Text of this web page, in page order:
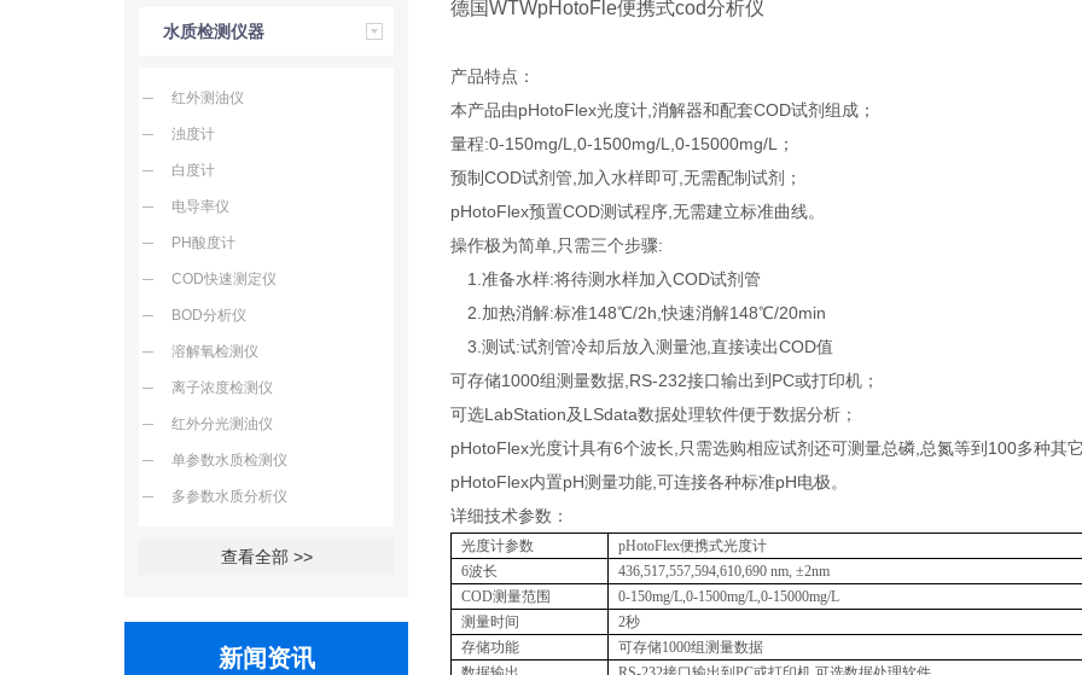
水质检测仪器
红外测油仪
浊度计
白度计
电导率仪
PH酸度计
COD快速测定仪
BOD分析仪
溶解氧检测仪
离子浓度检测仪
红外分光测油仪
单参数水质检测仪
多参数水质分析仪
查看全部 >>
新闻资讯
德国WTWpHotoFle便携式cod分析仪
产品特点：
本产品由pHotoFlex光度计,消解器和配套COD试剂组成；
量程:0-150mg/L,0-1500mg/L,0-15000mg/L；
预制COD试剂管,加入水样即可,无需配制试剂；
pHotoFlex预置COD测试程序,无需建立标准曲线。
操作极为简单,只需三个步骤:
1.准备水样:将待测水样加入COD试剂管
2.加热消解:标准148℃/2h,快速消解148℃/20min
3.测试:试剂管冷却后放入测量池,直接读出COD值
可存储1000组测量数据,RS-232接口输出到PC或打印机；
可选LabStation及LSdata数据处理软件便于数据分析；
pHotoFlex光度计具有6个波长,只需选购相应试剂还可测量总磷,总氮等到100多种其
pHotoFlex内置pH测量功能,可连接各种标准pH电极。
详细技术参数：
光度计参数
pHotoFlex便携式光度计
6波长
436,517,557,594,610,690 nm, ±2nm
COD测量范围
0-150mg/L,0-1500mg/L,0-15000mg/L
测量时间
2秒
存储功能
可存储1000组测量数据